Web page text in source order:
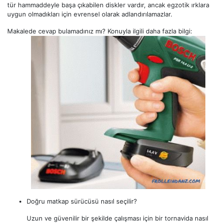
tür hammaddeyle başa çıkabilen diskler vardır, ancak egzotik ırklara
uygun olmadıkları için evrensel olarak adlandırılamazlar.
Makalede cevap bulamadınız mı? Konuyla ilgili daha fazla bilgi:
Doğru matkap sürücüsü nasıl seçilir?
Uzun ve güvenilir bir şekilde çalışması için bir tornavida nasıl